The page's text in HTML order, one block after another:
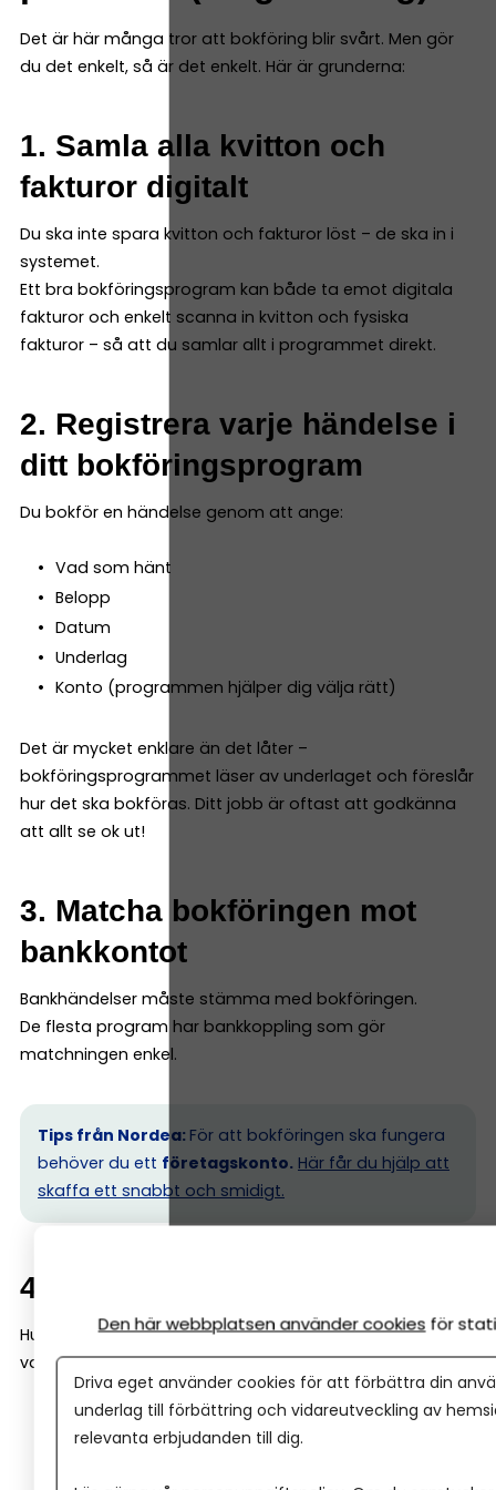
Det är här många tror att bokföring blir svårt. Men gör
du det enkelt, så är det enkelt. Här är grunderna:
1. Samla alla kvitton och
fakturor digitalt
Du ska inte spara kvitton och fakturor löst – de ska in i
systemet.
Ett bra bokföringsprogram kan både ta emot digitala
fakturor och enkelt scanna in kvitton och fysiska
fakturor – så att du samlar allt i programmet direkt.
2. Registrera varje händelse i
ditt bokföringsprogram
Du bokför en händelse genom att ange:
Vad som hänt
Belopp
Datum
Underlag
Konto (programmen hjälper dig välja rätt)
Det är mycket enklare än det låter –
bokföringsprogrammet läser av underlaget och föreslår
hur det ska bokföras. Ditt jobb är oftast att godkänna
att allt se ok ut!
3. Matcha bokföringen mot
bankkontot
Bankhändelser måste stämma med bokföringen.
De flesta program har bankkoppling som gör
matchningen enkel.
Tips från Nordea: För att bokföringen ska fungera
behöver du ett företagskonto. Här får du hjälp att
skaffa ett snabbt och smidigt.
4. Redovisa moms
Hur ofta du redovisar beror på omsättning och om du
valt:
Månadsvis
Kvartalsvis
Den här webbplatsen använder cookies för
Driva eget använder cookies för att förbättra din
underlag till förbättring och vidareutveckling av
relevanta erbjudanden till dig.